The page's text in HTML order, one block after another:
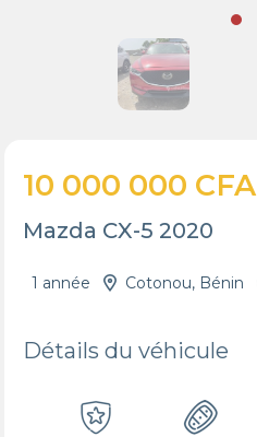
10 000 000 CFA
Mazda CX-5 2020
1 année Cotonou, Bénin
Détails du véhicule